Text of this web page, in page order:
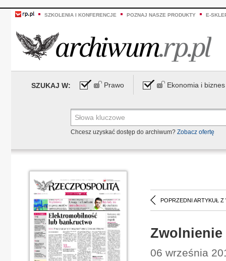
SZKOLENIA I KONFERENCJE POZNAJ NASZE PRODUKTY E-
SZUKAJ W: Prawo Ekonomia i biznes
Chcesz uzyskać dostęp do archiwum? Zobacz ofertę
POPRZEDNI ARTYKUŁ Z
06 września